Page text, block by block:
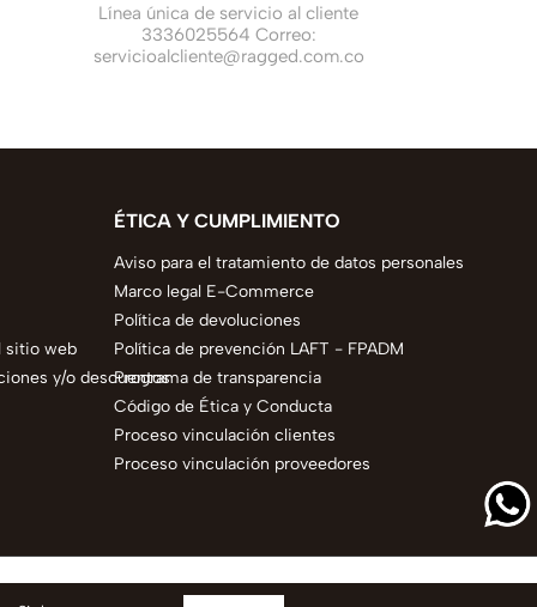
Línea única de servicio al cliente
3336025564 Correo:
servicioalcliente@ragged.com.co
sitio web
y/o descuentos
ÉTICA Y CUMPLIMIENTO
Aviso para el tratamiento de datos personales
Marco legal E-Commerce
Política de devoluciones
Política de prevención LAFT - FPADM
Programa de transparencia
Código de Ética y Conducta
Proceso vinculación clientes
Proceso vinculación proveedores